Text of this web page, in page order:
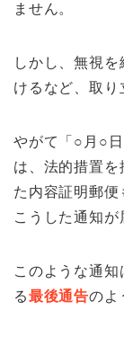
ません。
しかし、無視
けるなど、取り
やがて「○月○
は、法的措置を
た内容証明郵便
こうした通知が
このような通
る最後通告のよ